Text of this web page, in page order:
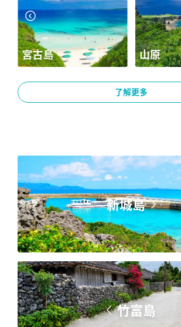
宮古島 山原
了解更多
新城島
竹富島